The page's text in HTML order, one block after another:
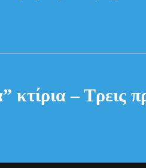
κτίρια – Τρεις